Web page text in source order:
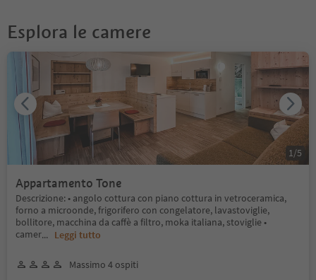
Esplora le camere
Appartamento Tone
Descrizione: • angolo cottura con piano cottura in vetroceramica,
forno a microonde, frigorifero con congelatore, lavastoviglie,
bollitore, macchina da caffè a filtro, moka italiana, stoviglie •
camer... Leggi tutto
Massimo 4 ospiti
1 /5